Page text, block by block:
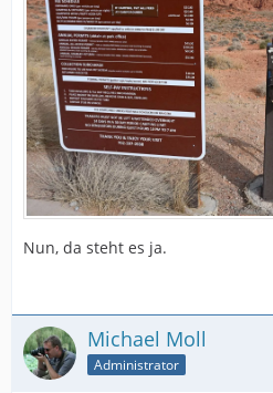
Nun, da steht es ja.
Michael Moll
Administrator